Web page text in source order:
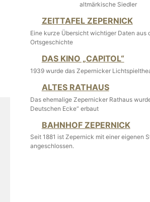
altmärkische Siedler
ZEITTAFEL ZEPERNICK
Eine kurze Übersicht wichtiger Daten aus
Ortsgeschichte
DAS KINO „CAPITOL“
1939 wurde das Zepernicker
ALTES RATHAUS
Das ehemalige Zepernicker Rathaus
Deutschen Ecke“ erbaut
BAHNHOF ZEPERNICK
Seit 1881 ist Zepernick mit einer eigenen
angeschlossen.